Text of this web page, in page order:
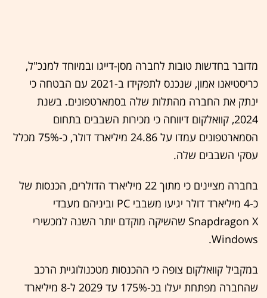
מדובר בחדשות טובות לחברה מסן-דייגו ובמיוחד למנכ"ל,
כריסטיאנו אמון, שנכנס לתפקידו ב-2021 עם הבטחה כי
ינתק את החברה מהתלות שלה בסמארטפונים. בשנת
2024, קוואלקום דיווחה כי מכירות השבבים בתחום
הסמארטפונים עמדו על 24.86 מיליארד דולר, כ-75% מכלל
עסקי השבבים שלה.
בחברה מציינים כי מתוך 22 מיליארד הדולרים, הכנסות של
כ-4 מיליארד דולר יגיעו משבבי PC וביניהם מעבדי
Snapdragon X שהשיקה מוקדם יותר השנה למכשירי
Windows.
במקביל קוואלקום צופה כי ההכנסות מטכנולוגיית הרכב
שהחברה מפתחת יעלו בכ-175% עד 2029 ל-8 מיליארד